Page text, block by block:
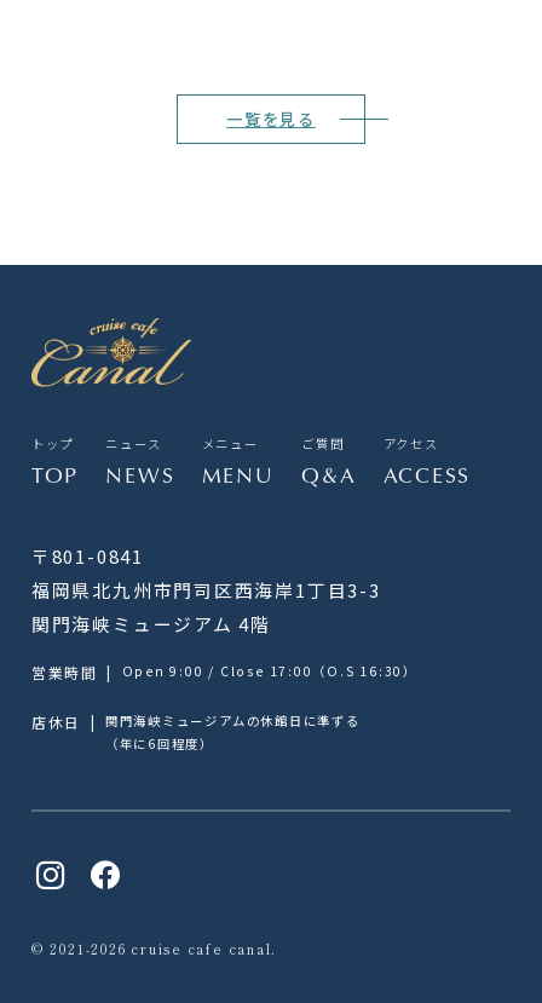
一覧を見る
〒801-0841
福岡県北九州市門司区西海岸1丁目3-3
関門海峡ミュージアム 4階
営業時間 | Open 9:00 / Close 17:00（O.S 16:30）
店休日 |
関門海峡ミュージアムの休館日に準ずる
（年に6回程度）
トップ
TOP
ニュース
NEWS
メニュー
MENU
ご質問
Q&A
アクセス
ACCESS
© 2021-2026 cruise cafe canal.